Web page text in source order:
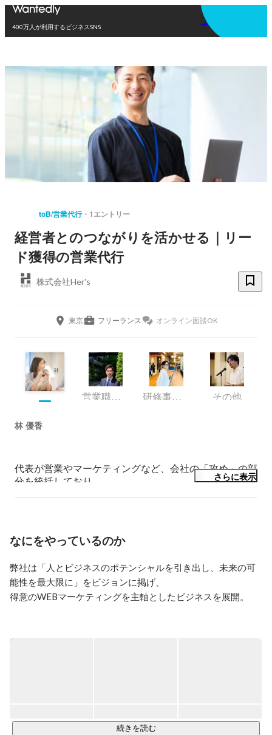
400万人が利用するビジネスSNS
アプリを使う
toB/営業代行 1エントリー
経営者とのつながりを活かせる｜リー
ド獲得の営業代行
株式会社Her's
東京 フリーランス オンライン面談OK
営業職 役員 研修事業部（TOROUT）執行役員 その他
林 優香
代表が営業やマーケティングなど、会社の「攻め」の部
分を統括しており、
ターでありたいです。
Her'sでは、IT×教育のサービスを展開しております。
個人向けのオンラインスクール、法人向けの研修サービ
ス、障がい者向けの就労支援という形で、3つの層に教
育サービスを提供しています。
このフェーズを一緒に楽しく駆け抜けてくれる頼もしい
さらに表示
なにをやっているのか
弊社は「人とビジネスのポテンシャルを引き出し、未来の可
能性を最大限に」をビジョンに掲げ、
得意のWEBマーケティングを主軸としたビジネスを展開。
ら最適なカリキュラムを策定したWEBマーケティングスクー
基礎から実践まで担当講師がサポートしながら学べるため、
続きを読む